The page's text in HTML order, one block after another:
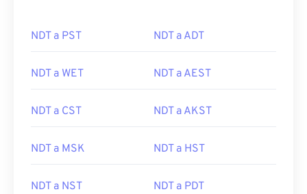
NDT a PST NDT a ADT
NDT a WET NDT a AEST
NDT a CST NDT a AKST
NDT a MSK NDT a HST
NDT a NST NDT a PDT